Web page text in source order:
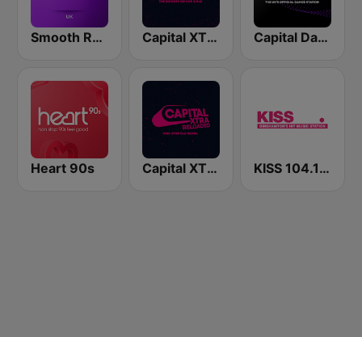
Smooth Radio UK Capital XTRA London Capital Dance
Heart 90s Capital XTRA Reloaded KISS 104.1 FM